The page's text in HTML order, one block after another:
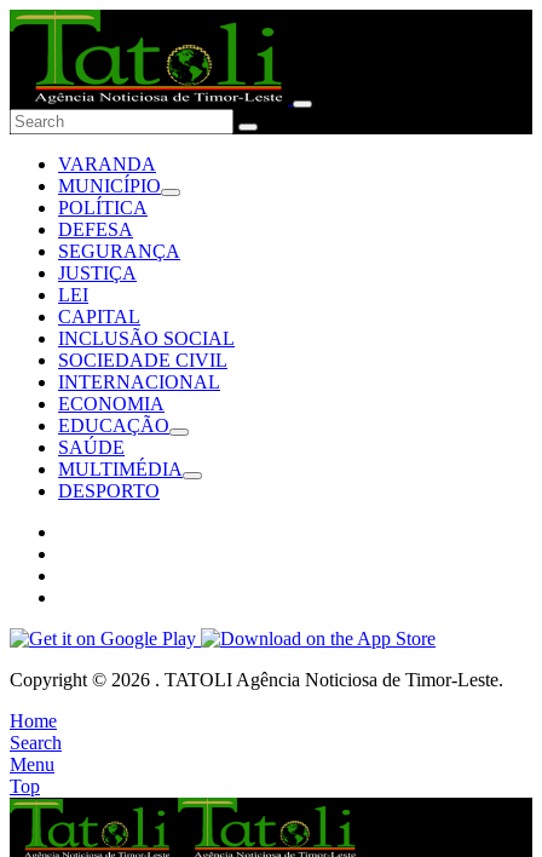
VARANDA
MUNICÍPIO
POLÍTICA
DEFESA
SEGURANÇA
JUSTIÇA
LEI
CAPITAL
INCLUSÃO SOCIAL
SOCIEDADE CIVIL
INTERNACIONAL
ECONOMIA
EDUCAÇÃO
SAÚDE
MULTIMÉDIA
DESPORTO
Copyright © 2026 . TATOLI Agência Noticiosa de Timor-Leste.
Home
Search
Menu
Top